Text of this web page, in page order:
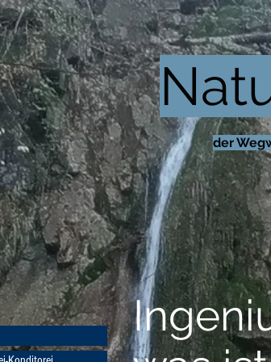
der